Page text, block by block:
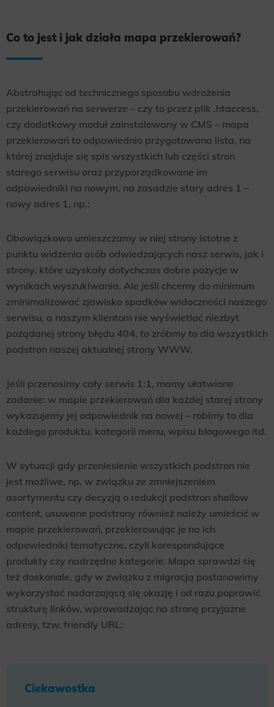
Co to jest i jak działa mapa przekierowań?
Abstrahując od technicznego sposobu wdrożenia
przekierowań na serwerze – czy to przez plik .htaccess,
czy dodatkowy moduł zainstalowany w CMS – mapa
przekierowań to odpowiednio przygotowana lista, na
której znajduje się spis wszystkich lub części stron
starego serwisu oraz przyporządkowane im
odpowiedniki na nowym, na zasadzie stary adres 1 –
nowy adres 1, np.:
Obowiązkowo umieszczamy w niej strony istotne z
punktu widzenia osób odwiedzających nasz serwis, jak i
strony, które uzyskały dotychczas dobre pozycje w
wynikach wyszukiwania. Ale jeśli chcemy do minimum
zminimalizować zjawisko spadków widoczności naszego
serwisu, a naszym klientom nie wyświetlać niezbyt
pożądanej strony błędu 404, to zróbmy to dla wszystkich
podstron naszej aktualnej strony WWW.
Jeśli przenosimy cały serwis 1:1, mamy ułatwione
zadanie: w mapie przekierowań dla każdej starej strony
wykazujemy jej odpowiednik na nowej – robimy to dla
każdego produktu, kategorii menu, wpisu blogowego itd.
W sytuacji gdy przeniesienie wszystkich podstron nie
jest możliwe, np. w związku ze zmniejszeniem
asortymentu czy decyzją o redukcji podstron shallow
content, usuwane podstrony również należy umieścić w
mapie przekierowań, przekierowując je na ich
odpowiedniki tematyczne, czyli korespondujące
produkty czy nadrzędne kategorie. Mapa sprawdzi się
też doskonale, gdy w związku z migracją postanowimy
wykorzystać nadarzającą się okazję i od razu poprawić
strukturę linków, wprowadzając na stronę przyjazne
adresy, tzw. friendly URL:
Ciekawostka